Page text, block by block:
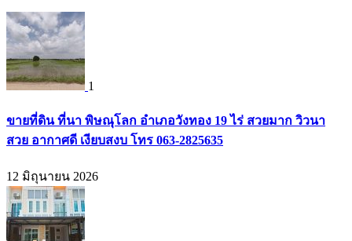
1
ขายที่ดิน ที่นา พิษณุโลก อำเภอวังทอง 19 ไร่ สวยมาก วิวนา
สวย อากาศดี เงียบสงบ โทร 063-2825635
12 มิถุนายน 2026